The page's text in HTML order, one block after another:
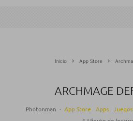
Inicio App Store
ARCHMAGE
Photonman · App Store Apps Juegos